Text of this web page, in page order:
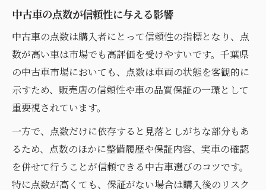
中古車の点数が信頼性に与える影響
中古車の点数は購入者にとって信頼性の指標となり、点
数が高い車は市場でも高評価を受けやすいです。千葉県
の中古車市場においても、点数は車両の状態を客観的に
示すため、販売店の信頼性や車の品質保証の一環として
重要視されています。
一方で、点数だけに依存すると見落としがちな部分もあ
るため、点数のほかに整備履歴や保証内容、実車の確認
を併せて行うことが信頼できる中古車選びのコツです。
特に点数が高くても、保証がない場合は購入後のリスク